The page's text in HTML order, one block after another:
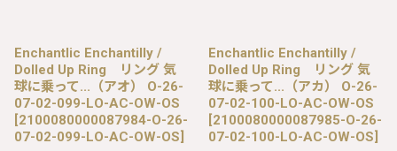
Enchantlic Enchantilly /
Dolled Up Ring リング 気
球に乗って...（アオ） O-26-
07-02-099-LO-AC-OW-OS
[2100080000087984-O-26-
07-02-099-LO-AC-OW-OS]
Enchantlic Enchantilly /
Dolled Up Ring リング 気
球に乗って...（アカ） O-26-
07-02-100-LO-AC-OW-OS
[2100080000087985-O-26-
07-02-100-LO-AC-OW-OS]